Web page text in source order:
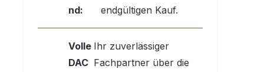
nd:
endgültigen Kauf.
Volle
DAC
Ihr zuverlässiger
Fachpartner über die